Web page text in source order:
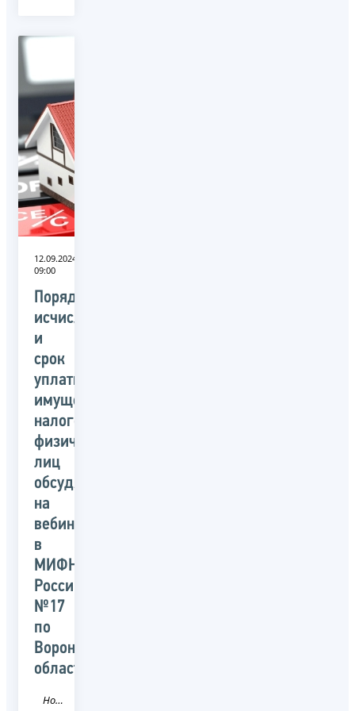
12.09.2024
09:00
Порядок
исчисления
и
срок
уплаты
имущественных
налогов
физических
лиц
обсудят
на
вебинаре
в
МИФНС
России
№17
по
Воронежской
области
Новость